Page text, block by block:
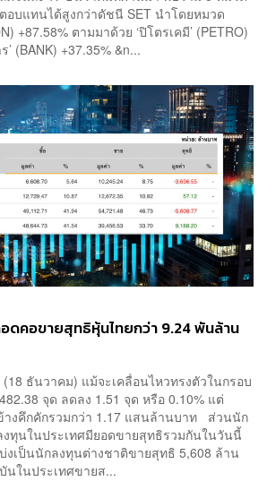
อบแทนได้สูงกว่าดัชนี SET นำโดยหมวด
+87.58% ตามมาด้วย ‘ปิโตรเคมี’ (PETRO)
(BANK) +37.35% &n...
ดคอขายสุทธิหุ้นไทยกว่า 9.24 พันล้าน
ธันวาคม) แม้จะเคลื่อนไหวทรงตัวในกรอบ
จุด ลดลง 1.51 จุด หรือ 0.10% แต่
งคึกคักรวมกว่า 1.17 แสนล้านบาท ส่วนนัก
ทุนในประเทศมียอดขายสุทธิรวมกันในวันนี้
งเป็นนักลงทุนต่างชาติขายสุทธิ 5,608 ล้าน
ในประเทศขายส...